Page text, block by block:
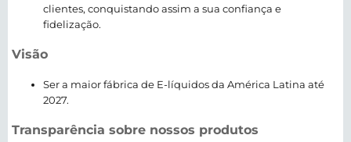
clientes, conquistando assim a sua confiança e
fidelização.​
Visão
Ser a maior fábrica de E-líquidos da América Latina até
2027.​
Transparência sobre nossos produtos​